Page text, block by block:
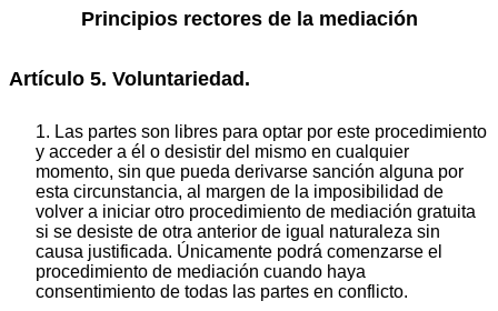
Principios rectores de la mediación
Artículo 5. Voluntariedad.
1. Las partes son libres para optar por este procedimiento
y acceder a él o desistir del mismo en cualquier
momento, sin que pueda derivarse sanción alguna por
esta circunstancia, al margen de la imposibilidad de
volver a iniciar otro procedimiento de mediación gratuita
si se desiste de otra anterior de igual naturaleza sin
causa justificada. Únicamente podrá comenzarse el
procedimiento de mediación cuando haya
consentimiento de todas las partes en conflicto.